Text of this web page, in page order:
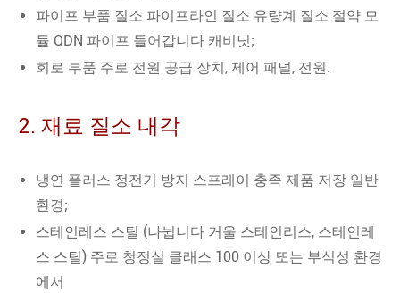
파이프 부품 질소 파이프라인 질소 유량계 질소 절약 모
듈 QDN 파이프 들어갑니다 캐비닛;
회로 부품 주로 전원 공급 장치, 제어 패널, 전원.
2. 재료 질소 내각
냉연 플러스 정전기 방지 스프레이 충족 제품 저장 일반
환경;
스테인레스 스틸 (나뉩니다 거울 스테인리스, 스테인레
스 스틸) 주로 청정실 클래스 100 이상 또는 부식성 환경
에서